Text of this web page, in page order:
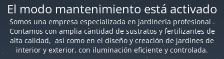
El modo mantenimiento está activado
Somos una empresa especializada en jardinería profesional .
Contamos con amplia cantidad de sustratos y fertilizantes de
alta calidad, así como en el diseño y creación de jardines de
interior y exterior, con iluminación eficiente y controlada.